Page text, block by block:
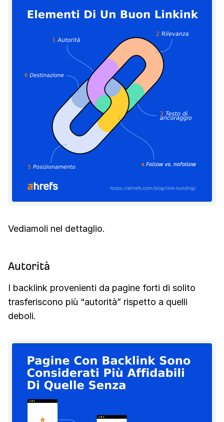
Vediamoli nel dettaglio.
Autorità
I backlink provenienti da pagine forti di solito
trasferiscono più “autorità” rispetto a quelli
deboli.